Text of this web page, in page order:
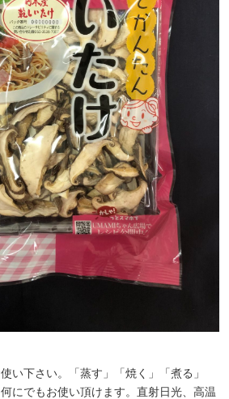
い下さい。「蒸す」「焼く」「煮る」
にでもお使い頂けます。直射日光、高温